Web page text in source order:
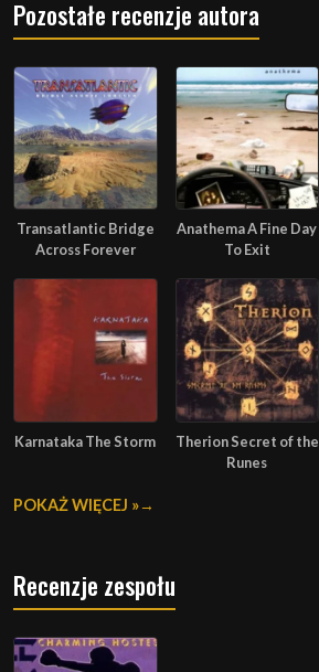
Pozostałe recenzje autora
Transatlantic Bridge
Across Forever
Anathema A Fine Day
To Exit
Karnataka The Storm
Therion Secret of the
Runes
POKAŻ WIĘCEJ »
Recenzje zespołu